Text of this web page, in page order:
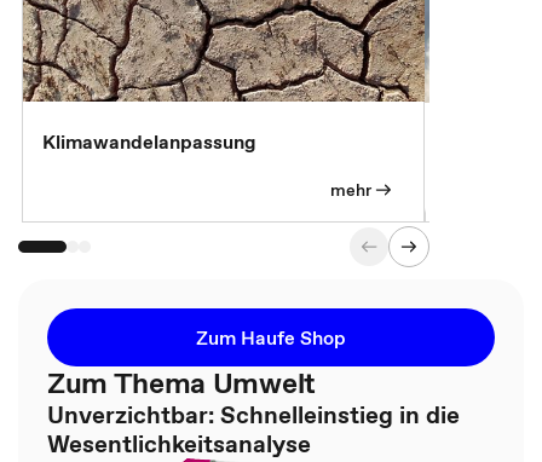
Klimawandelanpassung
mehr
Zum Haufe Shop
Zum Thema Umwelt
Unverzichtbar: Schnelleinstieg in die
Wesentlichkeitsanalyse